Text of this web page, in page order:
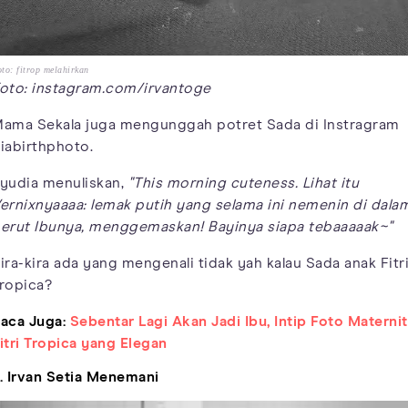
fitrop melahirkan
instagram.com/irvantoge
Sekala juga mengunggah potret Sada di Instragram
menuliskan, "This morning cuteness. Lihat itu
lemak putih yang selama ini nemenin di
Ibunya, menggemaskan! Bayinya siapa tebaaaaak~"
kira ada yang mengenali tidak yah kalau Sada anak Fitri
Juga: Sebentar Lagi Akan Jadi Ibu, Intip Foto
Tropica yang Elegan
Irvan Setia Menemani